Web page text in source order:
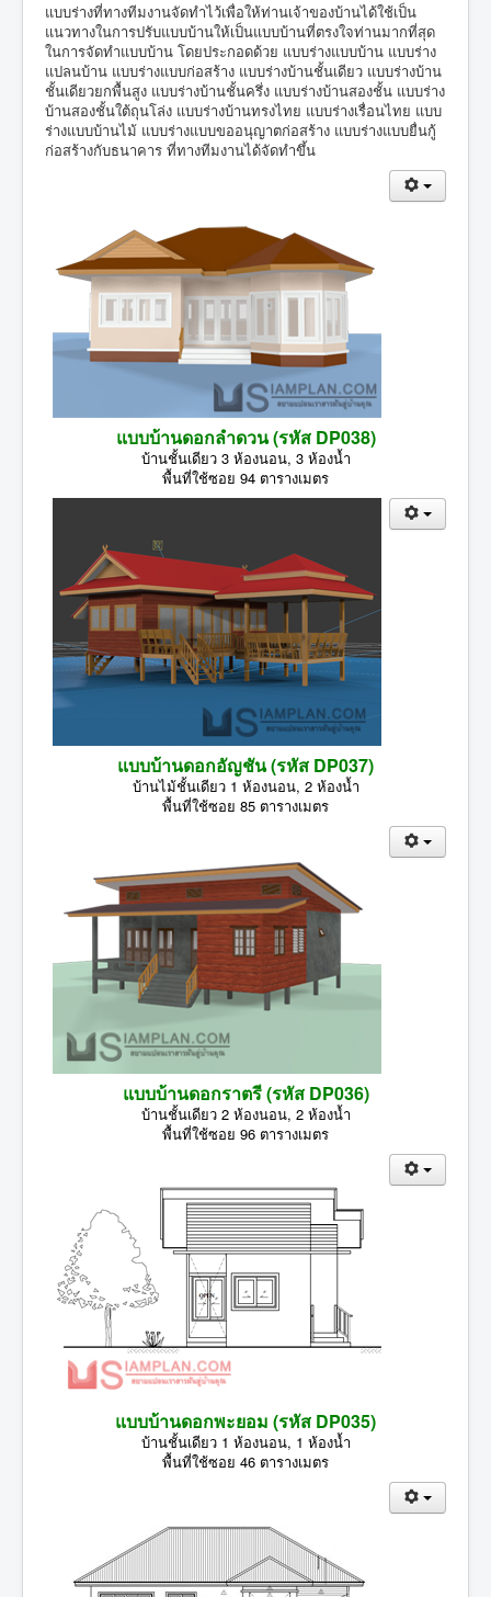
แบบร่างที่ทางทีมงานจัดทำไว้เพื่อให้ท่านเจ้าของบ้านได้ใช้เป็น
แนวทางในการปรับแบบบ้านให้เป็นแบบบ้านที่ตรงใจท่านมากที่สุด
ในการจัดทำแบบบ้าน โดยประกอดด้วย แบบร่างแบบบ้าน แบบร่าง
แปลนบ้าน แบบร่างแบบก่อสร้าง แบบร่างบ้านชั้นเดียว แบบร่างบ้าน
ชั้นเดียวยกพื้นสูง แบบร่างบ้านชั้นครึ่ง แบบร่างบ้านสองชั้น แบบร่าง
บ้านสองชั้นใต้ถุนโล่ง แบบร่างบ้านทรงไทย แบบร่างเรื่อนไทย แบบ
ร่างแบบบ้านไม้ แบบร่างแบบขออนุญาตก่อสร้าง แบบร่างแบบยื่นกู้
ก่อสร้างกับธนาคาร ที่ทางทีมงานได้จัดทำขึ้น
แบบบ้านดอกลำดวน (รหัส DP038)
บ้านชั้นเดียว 3 ห้องนอน, 3 ห้องน้ำ
พื้นที่ใช้ซอย 94 ตารางเมตร
แบบบ้านดอกอัญชัน (รหัส DP037)
บ้านไม้ชั้นเดียว 1 ห้องนอน, 2 ห้องน้ำ
พื้นที่ใช้ซอย 85 ตารางเมตร
แบบบ้านดอกราตรี (รหัส DP036)
บ้านชั้นเดียว 2 ห้องนอน, 2 ห้องน้ำ
พื้นที่ใช้ซอย 96 ตารางเมตร
แบบบ้านดอกพะยอม (รหัส DP035)
บ้านชั้นเดียว 1 ห้องนอน, 1 ห้องน้ำ
พื้นที่ใช้ซอย 46 ตารางเมตร